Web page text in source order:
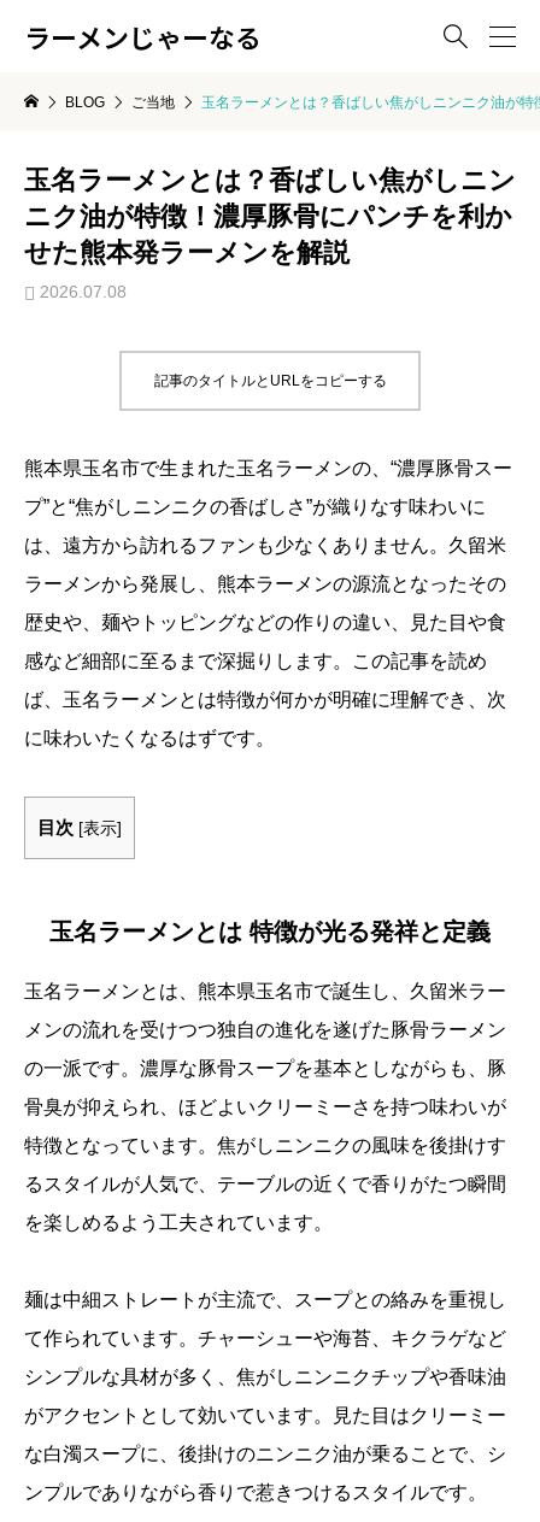
ラーメンじゃーなる 
BLOG ご当地 玉名ラーメンとは？香ばしい焦がしニンニク油が
玉名ラーメンとは？香ばしい焦がしニン
ニク油が特徴！濃厚豚骨にパンチを利か
せた熊本発ラーメンを解説
2026.07.08
記事のタイトルとURLをコピーする
熊本県玉名市で生まれた玉名ラーメンの、“濃厚豚骨スー
プ”と“焦がしニンニクの香ばしさ”が織りなす味わいに
は、遠方から訪れるファンも少なくありません。久留米
ラーメンから発展し、熊本ラーメンの源流となったその
歴史や、麺やトッピングなどの作りの違い、見た目や食
感など細部に至るまで深掘りします。この記事を読め
ば、玉名ラーメンとは特徴が何かが明確に理解でき、次
に味わいたくなるはずです。
目次 [表示]
玉名ラーメンとは 特徴が光る発祥と定義
玉名ラーメンとは、熊本県玉名市で誕生し、久留米ラー
メンの流れを受けつつ独自の進化を遂げた豚骨ラーメン
の一派です。濃厚な豚骨スープを基本としながらも、豚
骨臭が抑えられ、ほどよいクリーミーさを持つ味わいが
特徴となっています。焦がしニンニクの風味を後掛けす
るスタイルが人気で、テーブルの近くで香りがたつ瞬間
を楽しめるよう工夫されています。
麺は中細ストレートが主流で、スープとの絡みを重視し
て作られています。チャーシューや海苔、キクラゲなど
シンプルな具材が多く、焦がしニンニクチップや香味油
がアクセントとして効いています。見た目はクリーミー
な白濁スープに、後掛けのニンニク油が乗ることで、シ
ンプルでありながら香りで惹きつけるスタイルです。